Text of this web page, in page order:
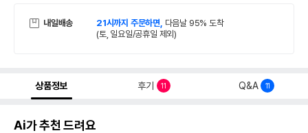
내일배송 21시까지 주문하면, 다음날 95% 도착
(토, 일요일/공휴일 제외)
상품정보 후기 11 Q&A 11
Ai가 추천 드려요